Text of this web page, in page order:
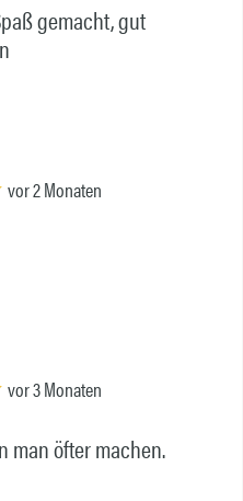
gemacht, gut
vor 2 Monaten
vor 3 Monaten
man öfter machen.